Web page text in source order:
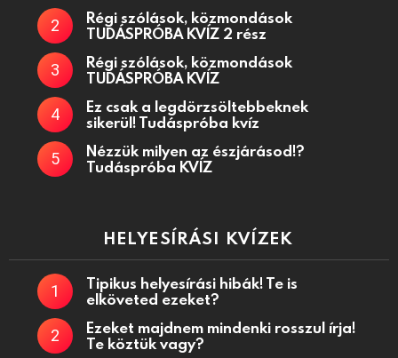
Régi szólások, közmondások
TUDÁSPRÓBA KVÍZ 2 rész
Régi szólások, közmondások
TUDÁSPRÓBA KVÍZ
Ez csak a legdörzsöltebbeknek
sikerül! Tudáspróba kvíz
Nézzük milyen az észjárásod!?
Tudáspróba KVÍZ
HELYESÍRÁSI KVÍZEK
Tipikus helyesírási hibák! Te is
elköveted ezeket?
Ezeket majdnem mindenki rosszul írja!
Te köztük vagy?